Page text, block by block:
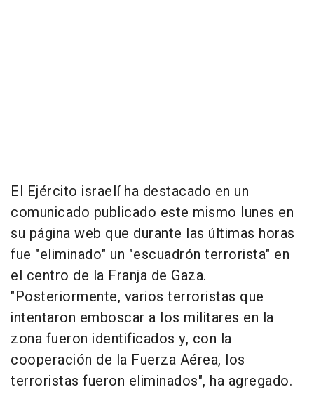
El Ejército israelí ha destacado en un
comunicado publicado este mismo lunes en
su página web que durante las últimas horas
fue "eliminado" un "escuadrón terrorista" en
el centro de la Franja de Gaza.
"Posteriormente, varios terroristas que
intentaron emboscar a los militares en la
zona fueron identificados y, con la
cooperación de la Fuerza Aérea, los
terroristas fueron eliminados", ha agregado.